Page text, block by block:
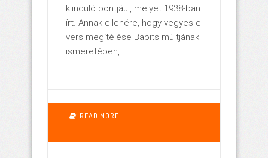
kiinduló pontjául, melyet 1938-ban
írt. Annak ellenére, hogy vegyes e
vers megítélése Babits múltjának
ismeretében,...
READ MORE